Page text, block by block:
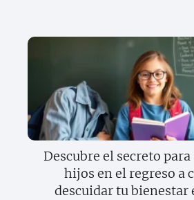
Descubre el secreto
hijos en el regreso a
descuidar tu bienestar